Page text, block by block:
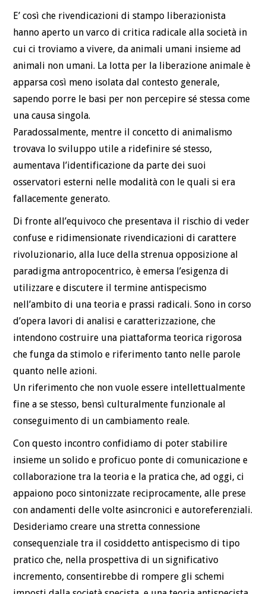
E’ così che rivendicazioni di stampo liberazionista
hanno aperto un varco di critica radicale alla società in
cui ci troviamo a vivere, da animali umani insieme ad
animali non umani. La lotta per la liberazione animale è
apparsa così meno isolata dal contesto generale,
sapendo porre le basi per non percepire sé stessa come
una causa singola.
Paradossalmente, mentre il concetto di animalismo
trovava lo sviluppo utile a ridefinire sé stesso,
aumentava l’identificazione da parte dei suoi
osservatori esterni nelle modalità con le quali si era
fallacemente generato.
Di fronte all’equivoco che presentava il rischio di veder
confuse e ridimensionate rivendicazioni di carattere
rivoluzionario, alla luce della strenua opposizione al
paradigma antropocentrico, è emersa l’esigenza di
utilizzare e discutere il termine antispecismo
nell’ambito di una teoria e prassi radicali. Sono in corso
d’opera lavori di analisi e caratterizzazione, che
intendono costruire una piattaforma teorica rigorosa
che funga da stimolo e riferimento tanto nelle parole
quanto nelle azioni.
Un riferimento che non vuole essere intellettualmente
fine a se stesso, bensì culturalmente funzionale al
conseguimento di un cambiamento reale.
Con questo incontro confidiamo di poter stabilire
insieme un solido e proficuo ponte di comunicazione e
collaborazione tra la teoria e la pratica che, ad oggi, ci
appaiono poco sintonizzate reciprocamente, alle prese
con andamenti delle volte asincronici e autoreferenziali.
Desideriamo creare una stretta connessione
consequenziale tra il cosiddetto antispecismo di tipo
pratico che, nella prospettiva di un significativo
incremento, consentirebbe di rompere gli schemi